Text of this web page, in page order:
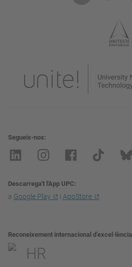
Segueix-nos
Descarrega't l'App UPC
a Google Play i AppStore
Reconeixement internacional d’excel·lència